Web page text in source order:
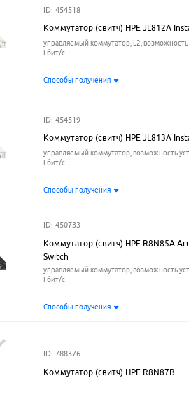
ID: 454518
Коммутатор (свитч) HPE JL812A
управляемый коммутатор, L2, возможность
Гбит/с
Способы получения
ID: 454519
Коммутатор (свитч) HPE JL813A
управляемый коммутатор, возможность
Гбит/с
Способы получения
ID: 450733
Коммутатор (свитч) HPE R8N85A
Switch
управляемый коммутатор, возможность
Гбит/с
Способы получения
ID: 788376
Коммутатор (свитч) HPE R8N87B